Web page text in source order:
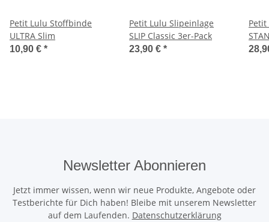
Petit Lulu Stoffbinde
ULTRA Slim
10,90 € *
Petit Lulu Slipeinlage
SLIP Classic 3er-Pack
23,90 € *
Pack
Newsletter Abonnieren
Jetzt immer wissen, wenn wir neue Produkte, Angebote oder
Testberichte für Dich haben! Bleibe mit unserem Newsletter
auf dem Laufenden. Datenschutzerklärung